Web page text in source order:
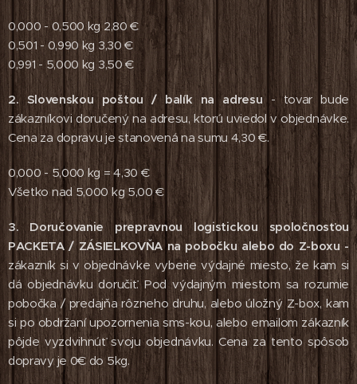
0,000 - 0,500 kg 2,80 €
0,501 - 0,990 kg 3,30 €
0,991 - 5,000 kg 3,50 €
2. Slovenskou poštou / balík na adresu - tovar bude
zákazníkovi doručený na adresu, ktorú uviedol v objednávke.
Cena za dopravu je stanovená na sumu 4,30 €.
0,000 - 5,000 kg = 4,30 €
Všetko nad 5,000 kg 5,00 €
3. Doručovanie prepravnou logistickou spoločnosťou
PACKETA / ZÁSIELKOVŇA na pobočku alebo do Z-boxu -
zákazník si v objednávke vyberie výdajné miesto, že kam si
dá objednávku doručiť. Pod výdajným miestom sa rozumie
pobočka / predajňa rôzneho druhu, alebo úložný Z-box, kam
si po obdržaní upozornenia sms-kou, alebo emailom zákazník
pôjde vyzdvihnúť svoju objednávku. Cena za tento spôsob
dopravy je 0€ do 5kg.